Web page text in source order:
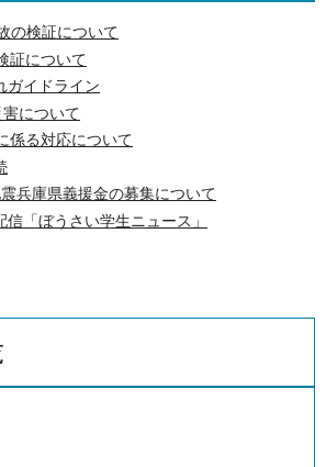
の検証について
証について
ガイドライン
について
係る対応について
兵庫県義援金の募集について
「ぼうさい学生ニュース」